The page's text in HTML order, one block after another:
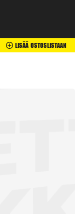
Lisää Ostoslistaan